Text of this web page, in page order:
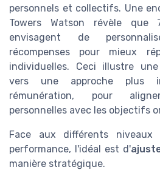
personnels et collectifs. Une
Towers Watson révèle que
envisagent de
récompenses pour mieux
individuelles. Ceci illustre
vers une approche plus
rémunération, pour
personnelles avec les objectifs
Face aux différents niveaux
performance, l'idéal est d'
manière stratégique.